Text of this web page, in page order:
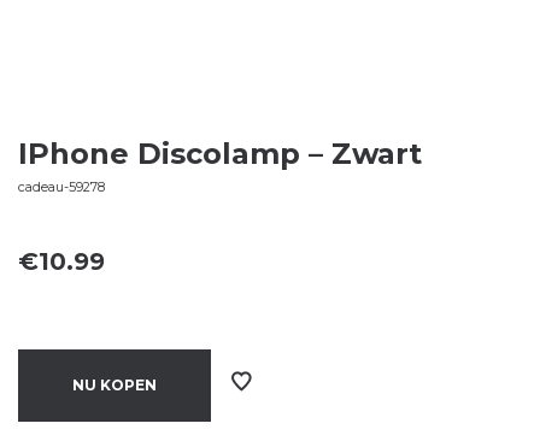
IPhone Discolamp – Zwart
cadeau-59278
€10.99
NU KOPEN